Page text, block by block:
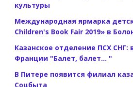
культуры
Международная ярмарка
Children's Book Fair 2019» в
Казанское отделение ПСХ СНГ:
Франции "Балет, балет... "
В Питере появится филиал
Соцбыта